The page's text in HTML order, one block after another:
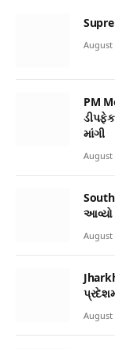
August
PM
માંગી
August
આવ્યો
August
August